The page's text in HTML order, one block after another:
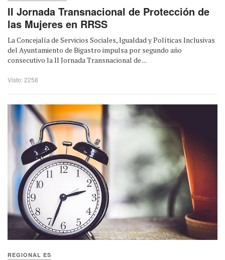
II Jornada Transnacional de Protección de
las Mujeres en RRSS
La Concejalía de Servicios Sociales, Igualdad y Políticas Inclusivas
del Ayuntamiento de Bigastro impulsa por segundo año
consecutivo la II Jornada Transnacional de ...
Visto: 2258
REGIONAL ES